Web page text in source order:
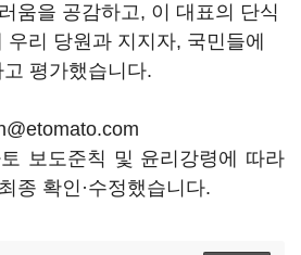
움을 공감하고, 이 대표의 단식
리 당원과 지지자, 국민들에
평가했습니다.
보도준칙 및 윤리강령에 따라
종 확인·수정했습니다.